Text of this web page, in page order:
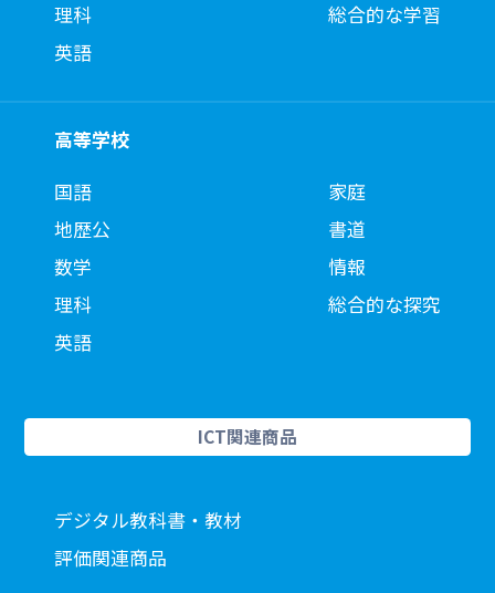
理科
英語
総合的な学習
高等学校
国語
地歴公
数学
理科
英語
家庭
書道
情報
総合的な探究
ICT関連商品
デジタル教科書・教材
評価関連商品